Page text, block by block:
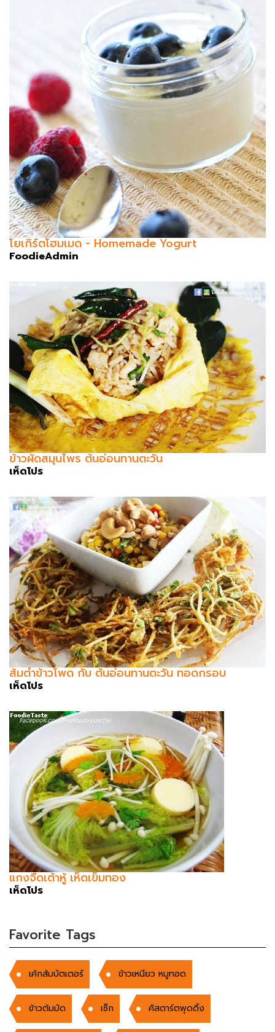
โยเกิร์ตโฮมเมด - Homemade Yogurt
FoodieAdmin
ข้าวผัดสมุนไพร ต้นอ่อนทานตะวัน
เห็ดโปร
ส้มตำข้าวโพด กับ ต้นอ่อนทานตะวัน ทอดกรอบ
เห็ดโปร
แกงจืดเต้าหู้ เห็ดเข็มทอง
เห็ดโปร
Favorite Tags
เค้กส้มบัตเตอร์ ข้าวเหนียว หมูทอด
ข้าวต้มมัด เช็ก คัสตาร์ตพุดดิ้ง